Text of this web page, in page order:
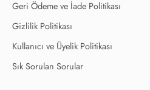
Geri Ödeme ve İade Politikası
Gizlilik Politikası
Kullanıcı ve Üyelik Politikası
Sık Sorulan Sorular